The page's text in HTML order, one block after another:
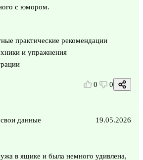
с юмором.
практические рекомендации
и упражнения
0 0
данные 19.05.2026
в ящике и была немного удивлена,